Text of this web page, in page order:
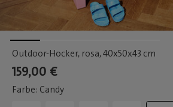
Outdoor-Hocker, rosa, 40x50x43 cm
159,00 €
Farbe: Candy